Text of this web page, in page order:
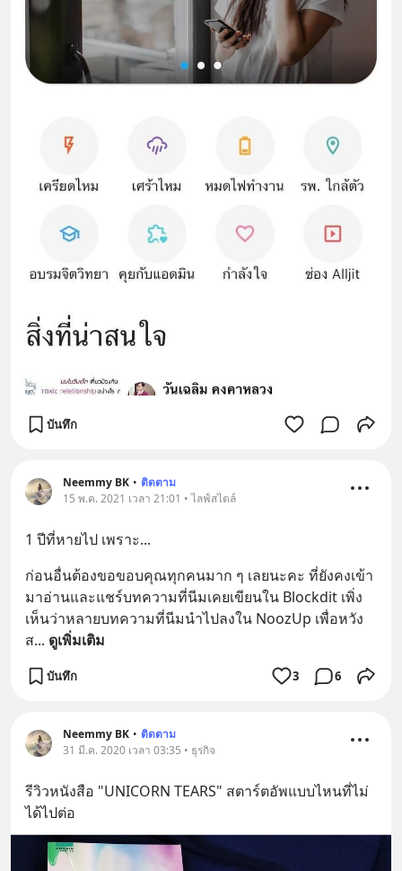
บันทึก
Neemmy BK • ติดตาม
15 พ.ค. 2021 เวลา 21:01 • ไลฟ์สไตล์
1 ปีที่หายไป เพราะ...
ก่อนอื่นต้องขอขอบคุณทุกคนมาก ๆ เลยนะคะ ที่ยังคงเข้า
มาอ่านและแชร์บทความที่นีมเคยเขียนใน Blockdit เพิ่ง
เห็นว่าหลายบทความที่นีมนำไปลงใน NoozUp เพื่อหวัง
ส... ดูเพิ่มเติม
บันทึก 3 6
Neemmy BK • ติดตาม
31 มี.ค. 2020 เวลา 03:35 • ธุรกิจ
รีวิวหนังสือ "UNICORN TEARS" สตาร์ตอัพแบบไหนที่ไม่
ได้ไปต่อ